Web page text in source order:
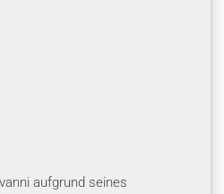
aufgrund seines